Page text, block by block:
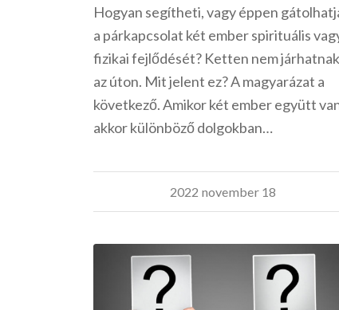
Hogyan segítheti, vagy éppen
a párkapcsolat két ember spirituális
fizikai fejlődését? Ketten nem járhatnak
az úton. Mit jelent ez? A magyarázat a
következő. Amikor két ember együtt
akkor különböző dolgokban…
2022 november 18